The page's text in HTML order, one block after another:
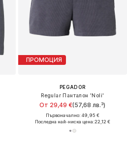
ПРОМОЦИЯ
PEGADOR
Regular Панталон 'Noli'
От 29,49 €(57,68 лв.³)
Първоначално: 49,95 €
Последна най-ниска цена:22,12 €